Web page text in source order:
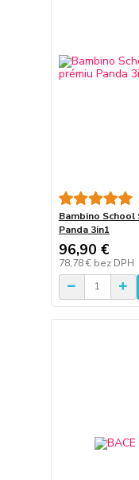
Bambino
Panda 3in1
96,90 €
78,78 € bez DPH